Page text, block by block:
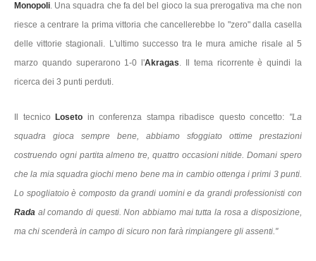
Monopoli. Una squadra che fa del bel gioco la sua prerogativa ma che non
riesce a centrare la prima vittoria che cancellerebbe lo "zero" dalla casella
delle vittorie stagionali. L'ultimo successo tra le mura amiche risale al 5
marzo quando superarono 1-0 l'Akragas. Il tema ricorrente è quindi la
ricerca dei 3 punti perduti.
Il tecnico Loseto in conferenza stampa ribadisce questo concetto: "La
squadra gioca sempre bene, abbiamo sfoggiato ottime prestazioni
costruendo ogni partita almeno tre, quattro occasioni nitide. Domani spero
che la mia squadra giochi meno bene ma in cambio ottenga i primi 3 punti.
Lo spogliatoio è composto da grandi uomini e da grandi professionisti con
Rada al comando di questi. Non abbiamo mai tutta la rosa a disposizione,
ma chi scenderà in campo di sicuro non farà rimpiangere gli assenti."